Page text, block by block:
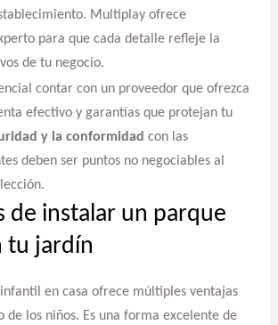
Multiplay ofrece
para que cada detalle refleje la
de tu negocio.
contar con un proveedor que ofrezca
efectivo y garantías que protejan tu
y la conformidad con las
deben ser puntos no negociables al
de instalar un parque
tu jardín
en casa ofrece múltiples ventajas
de los niños. Es una forma excelente de